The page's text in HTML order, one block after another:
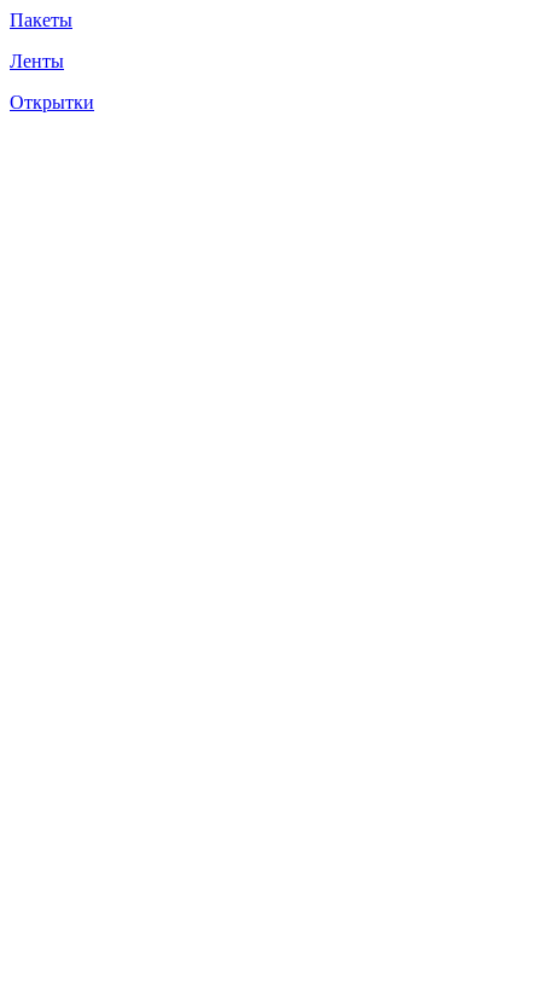
Пакеты
Ленты
Открытки